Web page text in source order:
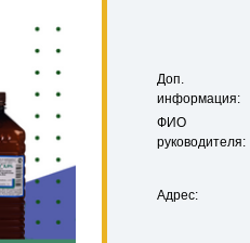
Доп.
информация:
ФИО
руководителя:
Адрес: